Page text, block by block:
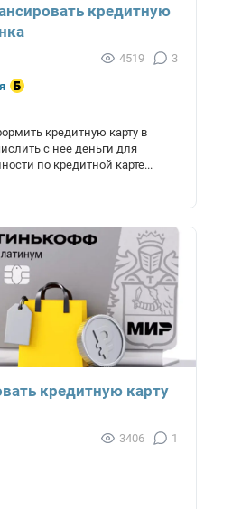
кредитную
4519 3
кредитную карту в
с нее деньги для
по кредитной карте...
кредитную карту
3406 1